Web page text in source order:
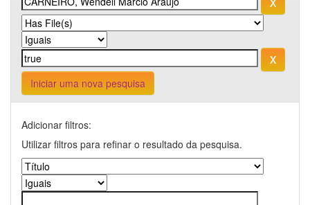
Iniciar uma nova pesquisa
Adicionar filtros:
Utilizar filtros para refinar o resultado da pesquisa.